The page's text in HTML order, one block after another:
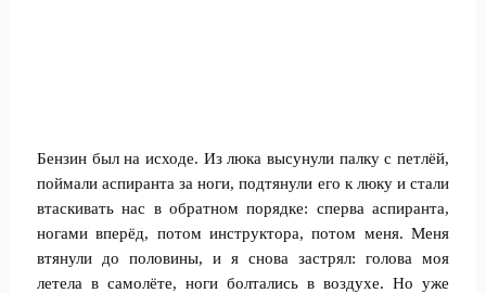
Бензин был на исходе. Из люка высунули палку с петлёй,
поймали аспиранта за ноги, подтянули его к люку и стали
втаскивать нас в обратном порядке: сперва аспиранта,
ногами вперёд, потом инструктора, потом меня. Меня
втянули до половины, и я снова застрял: голова моя
летела в самолёте, ноги болтались в воздухе. Но уже